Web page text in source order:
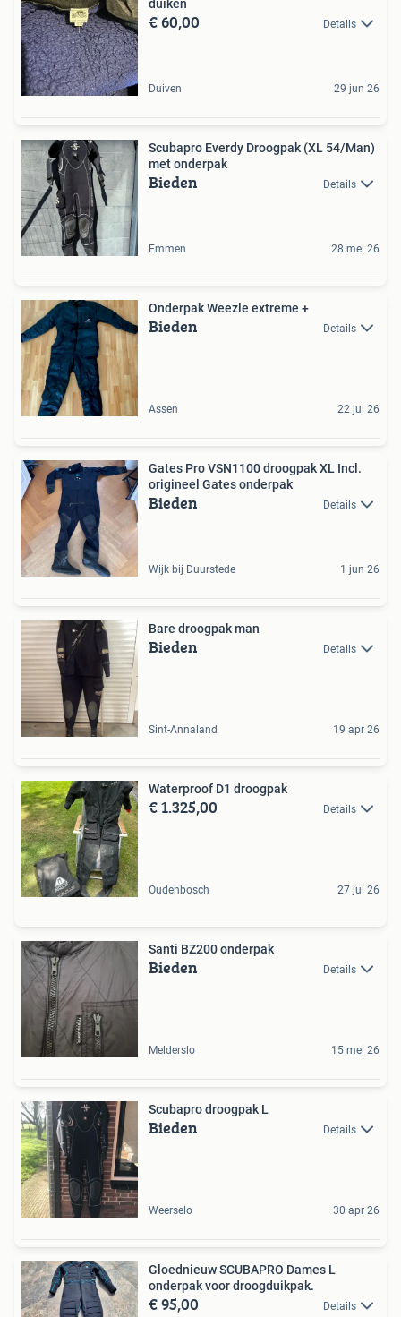
duiken
€ 60,00 Details
Duiven 29 jun 26
Scubapro Everdy Droogpak (XL 54/Man)
met onderpak
Bieden Details
Emmen 28 mei 26
Onderpak Weezle extreme +
Bieden Details
Assen 22 jul 26
Gates Pro VSN1100 droogpak XL Incl.
origineel Gates onderpak
Bieden Details
Wijk bij Duurstede 1 jun 26
Bare droogpak man
Bieden Details
Sint-Annaland 19 apr 26
Waterproof D1 droogpak
€ 1.325,00 Details
Oudenbosch 27 jul 26
Santi BZ200 onderpak
Bieden Details
Melderslo 15 mei 26
Scubapro droogpak L
Bieden Details
Weerselo 30 apr 26
Gloednieuw SCUBAPRO Dames L
onderpak voor droogduikpak.
€ 95,00 Details